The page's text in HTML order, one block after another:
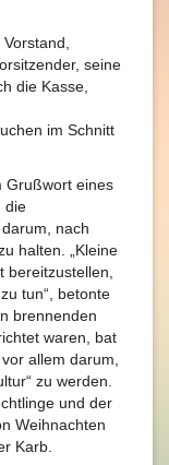
seine
die Kasse,
im Schnitt
Grußwort eines
die
nach
halten. „Kleine
tun“, betonte
brennenden
waren, bat
allem darum,
zu werden.
und der
Weihnachten
Karb.